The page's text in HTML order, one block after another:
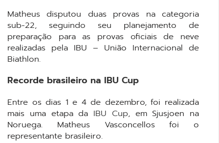
Matheus disputou duas provas na categoria
sub-22, seguindo seu planejamento de
preparação para as provas oficiais de neve
realizadas pela IBU – União Internacional de
Biathlon.
Recorde brasileiro na IBU Cup
Entre os dias 1 e 4 de dezembro, foi realizada
mais uma etapa da IBU Cup, em Sjusjoen na
Noruega. Matheus Vasconcellos foi o
representante brasileiro.